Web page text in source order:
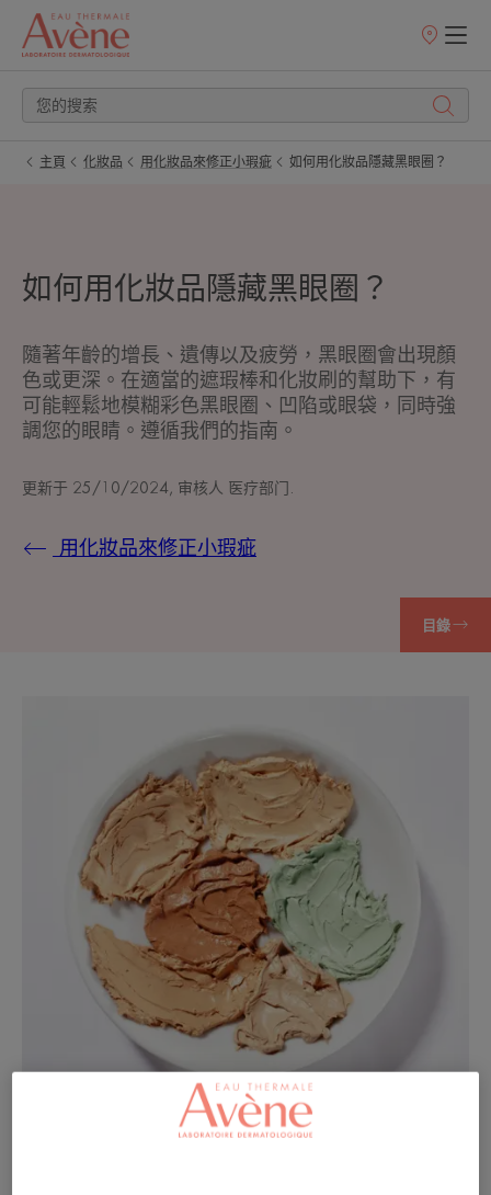
銷
主頁 化妝品 用化妝品來修正小瑕疵 如何用化妝品隱藏黑眼圈？
如何用化妝品隱藏黑眼圈？
隨著年齡的增長、遺傳以及疲勞，黑眼圈會出現顏
色或更深。在適當的遮瑕棒和化妝刷的幫助下，有
可能輕鬆地模糊彩色黑眼圈、凹陷或眼袋，同時強
調您的眼睛。遵循我們的指南。
更新于 25/10/2024, 审核人 医疗部门
用化妝品來修正小瑕疵
目錄